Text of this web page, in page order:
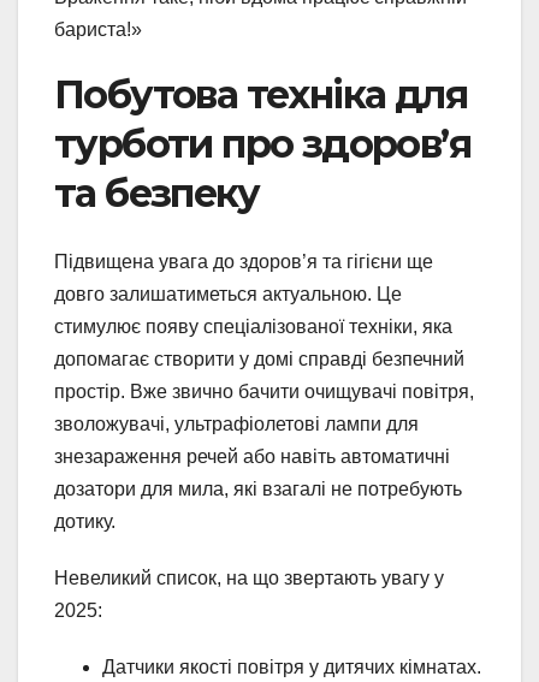
бариста!»
Побутова техніка для
турботи про здоров’я
та безпеку
Підвищена увага до здоров’я та гігієни ще
довго залишатиметься актуальною. Це
стимулює появу спеціалізованої техніки, яка
допомагає створити у домі справді безпечний
простір. Вже звично бачити очищувачі повітря,
зволожувачі, ультрафіолетові лампи для
знезараження речей або навіть автоматичні
дозатори для мила, які взагалі не потребують
дотику.
Невеликий список, на що звертають увагу у
2025:
Датчики якості повітря у дитячих кімнатах.